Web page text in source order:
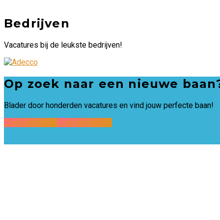
Bedrijven
Vacatures bij de leukste bedrijven!
Op zoek naar een nieuwe
Blader door honderden vacatures en vind jouw perfecte baan!
Zoek vacatures Zoek per bedrijf